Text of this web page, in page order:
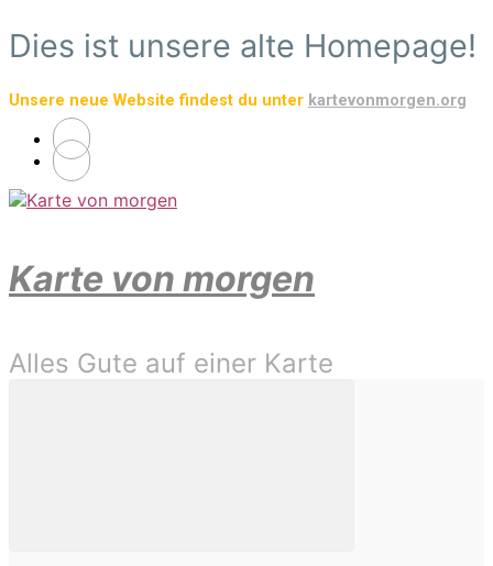
Zum
Hauptinhalt
Dies ist unsere alte Homepage!
Unsere neue Website findest du unter kartevonmorgen.org
Karte von morgen
Alles Gute auf einer Karte